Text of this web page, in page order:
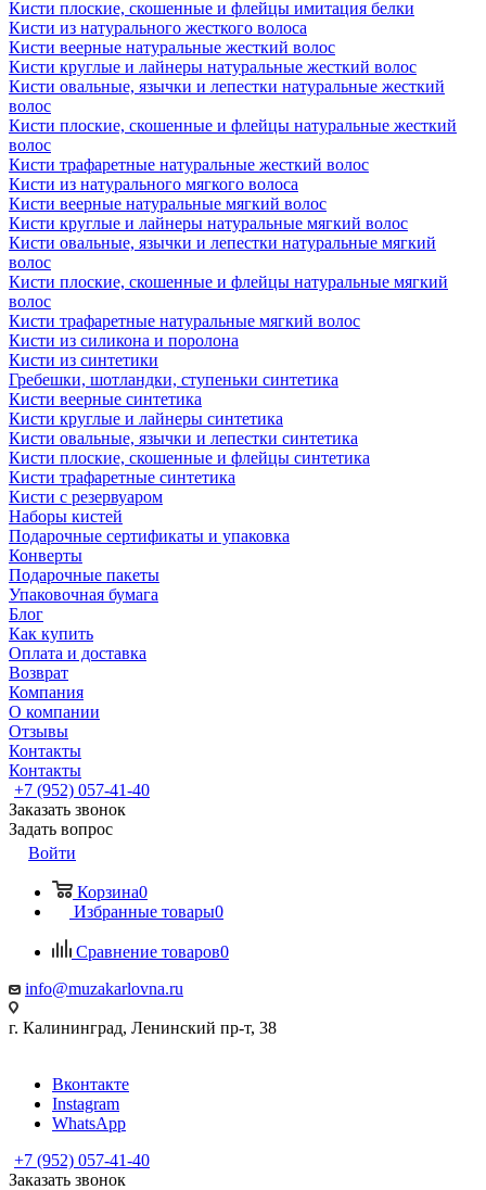
Кисти плоские, скошенные и флейцы имитация белки
Кисти из натурального жесткого волоса
Кисти веерные натуральные жесткий волос
Кисти круглые и лайнеры натуральные жесткий волос
Кисти овальные, язычки и лепестки натуральные жесткий
волос
Кисти плоские, скошенные и флейцы натуральные жесткий
волос
Кисти трафаретные натуральные жесткий волос
Кисти из натурального мягкого волоса
Кисти веерные натуральные мягкий волос
Кисти круглые и лайнеры натуральные мягкий волос
Кисти овальные, язычки и лепестки натуральные мягкий
волос
Кисти плоские, скошенные и флейцы натуральные мягкий
волос
Кисти трафаретные натуральные мягкий волос
Кисти из силикона и поролона
Кисти из синтетики
Гребешки, шотландки, ступеньки синтетика
Кисти веерные синтетика
Кисти круглые и лайнеры синтетика
Кисти овальные, язычки и лепестки синтетика
Кисти плоские, скошенные и флейцы синтетика
Кисти трафаретные синтетика
Кисти с резервуаром
Наборы кистей
Подарочные сертификаты и упаковка
Конверты
Подарочные пакеты
Упаковочная бумага
Блог
Как купить
Оплата и доставка
Возврат
Компания
О компании
Отзывы
Контакты
Контакты
+7 (952) 057-41-40
Заказать звонок
Задать вопрос
Войти
Корзина0
Избранные товары0
Сравнение товаров0
info@muzakarlovna.ru
г. Калининград, Ленинский пр-т, 38
Вконтакте
Instagram
WhatsApp
+7 (952) 057-41-40
Заказать звонок